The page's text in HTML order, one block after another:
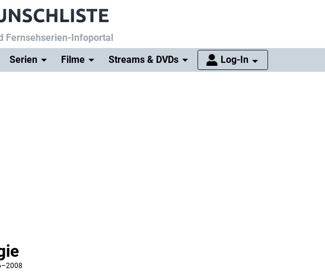
Fernsehserien-Infoportal
Serien Filme Streams & DVDs Log-In